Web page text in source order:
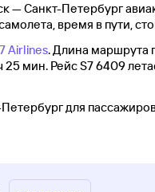
— Санкт-Петербург
время в пути,
Airlines. Длина маршрута
мин. Рейс S7 6409
для